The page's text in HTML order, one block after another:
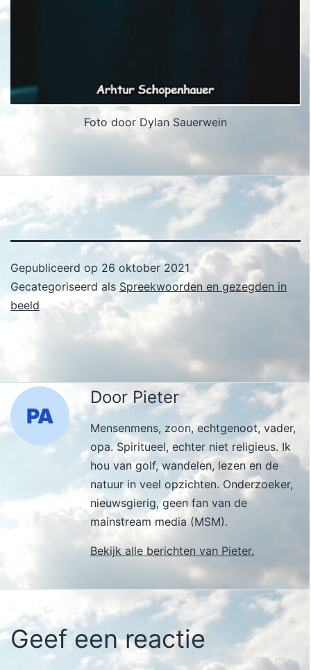
Foto door Dylan Sauerwein
Gepubliceerd op 26 oktober 2021
Gecategoriseerd als Spreekwoorden en gezegden in
beeld
Door Pieter
Mensenmens, zoon, echtgenoot, vader,
opa. Spiritueel, echter niet religieus. Ik
hou van golf, wandelen, lezen en de
natuur in veel opzichten. Onderzoeker,
nieuwsgierig, geen fan van de
mainstream media (MSM).
Bekijk alle berichten van Pieter.
Geef een reactie